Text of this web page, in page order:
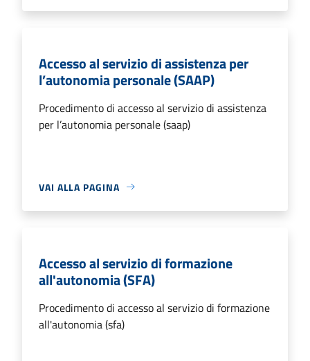
Accesso al servizio di assistenza per
l’autonomia personale (SAAP)
Procedimento di accesso al servizio di assistenza
per l’autonomia personale (saap)
VAI ALLA PAGINA
Accesso al servizio di formazione
all'autonomia (SFA)
Procedimento di accesso al servizio di formazione
all'autonomia (sfa)